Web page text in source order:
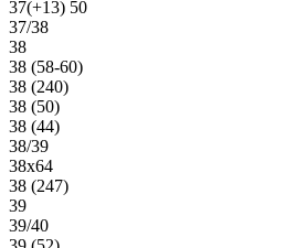
37(+13) 50
37/38
38
38 (58-60)
38 (240)
38 (50)
38 (44)
38/39
38х64
38 (247)
39
39/40